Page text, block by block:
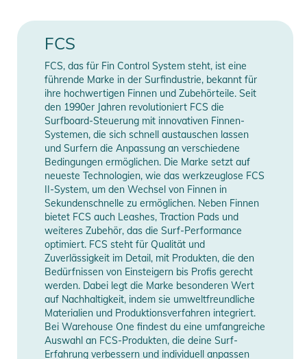
- Extra starker geformter Klettverschluss
- Erweiterte Überform reduziert Verwicklungen
Produktinformationen und
Sicherheitshinweise
Gebrauchsanweisungen, Sicherheitshinweise und Warnungen
finden Sie direkt am Produkt.
Manufacturer
Information
Herstellerangaben
anzeigen
FCS
FCS, das für Fin Control System steht, ist eine
führende Marke in der Surfindustrie, bekannt für
ihre hochwertigen Finnen und Zubehörteile. Seit
den 1990er Jahren revolutioniert FCS die
Surfboard-Steuerung mit innovativen Finnen-
Systemen, die sich schnell austauschen lassen
und Surfern die Anpassung an verschiedene
Bedingungen ermöglichen. Die Marke setzt auf
neueste Technologien, wie das werkzeuglose FCS
II-System, um den Wechsel von Finnen in
Sekundenschnelle zu ermöglichen. Neben Finnen
bietet FCS auch Leashes, Traction Pads und
weiteres Zubehör, das die Surf-Performance
optimiert. FCS steht für Qualität und
Zuverlässigkeit im Detail, mit Produkten, die den
Bedürfnissen von Einsteigern bis Profis gerecht
werden. Dabei legt die Marke besonderen Wert
auf Nachhaltigkeit, indem sie umweltfreundliche
Materialien und Produktionsverfahren integriert.
Bei Warehouse One findest du eine umfangreiche
Auswahl an FCS-Produkten, die deine Surf-
Erfahrung verbessern und individuell anpassen